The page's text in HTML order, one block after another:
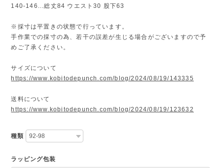
140-146...総丈84 ウエスト30 股下63
※採寸は平置きの状態で行っています。
手作業での採寸の為、若干の誤差が生じる場合がございますので予
めご了承ください。
サイズについて
https://www.kobitodepunch.com/blog/2024/08/19/143335
送料について
https://www.kobitodepunch.com/blog/2024/08/19/123632
種類
ラッピング包装